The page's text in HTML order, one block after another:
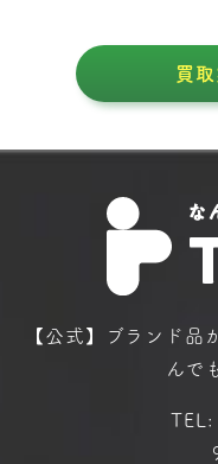
買
【公式】ブランド品
んで
TEL: